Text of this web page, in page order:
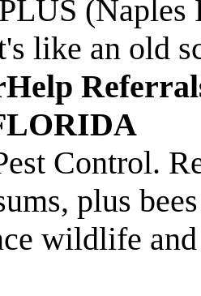
like an old
Control.
plus
wildlife